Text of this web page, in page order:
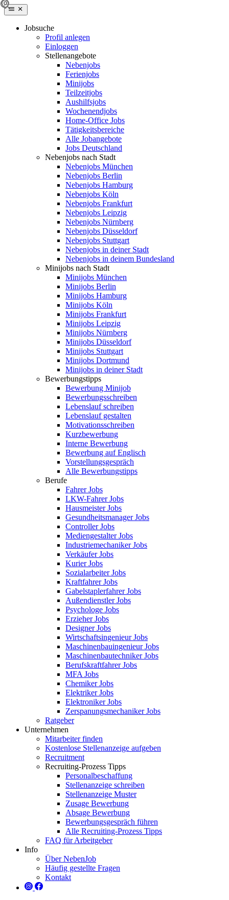
Jobsuche
Profil anlegen
Einloggen
Stellenangebote
Nebenjobs
Ferienjobs
Minijobs
Teilzeitjobs
Aushilfsjobs
Wochenendjobs
Home-Office Jobs
Tätigkeitsbereiche
Alle Jobangebote
Jobs Deutschland
Nebenjobs nach Stadt
Nebenjobs München
Nebenjobs Berlin
Nebenjobs Hamburg
Nebenjobs Köln
Nebenjobs Frankfurt
Nebenjobs Leipzig
Nebenjobs Nürnberg
Nebenjobs Düsseldorf
Nebenjobs Stuttgart
Nebenjobs in deiner Stadt
Nebenjobs in deinem Bundesland
Minijobs nach Stadt
Minijobs München
Minijobs Berlin
Minijobs Hamburg
Minijobs Köln
Minijobs Frankfurt
Minijobs Leipzig
Minijobs Nürnberg
Minijobs Düsseldorf
Minijobs Stuttgart
Minijobs Dortmund
Minijobs in deiner Stadt
Bewerbungstipps
Bewerbung Minijob
Bewerbungsschreiben
Lebenslauf schreiben
Lebenslauf gestalten
Motivationsschreiben
Kurzbewerbung
Interne Bewerbung
Bewerbung auf Englisch
Vorstellungsgespräch
Alle Bewerbungstipps
Berufe
Fahrer Jobs
LKW-Fahrer Jobs
Hausmeister Jobs
Gesundheitsmanager Jobs
Controller Jobs
Mediengestalter Jobs
Industriemechaniker Jobs
Verkäufer Jobs
Kurier Jobs
Sozialarbeiter Jobs
Kraftfahrer Jobs
Gabelstaplerfahrer Jobs
Außendienstler Jobs
Psychologe Jobs
Erzieher Jobs
Designer Jobs
Wirtschaftsingenieur Jobs
Maschinenbauingenieur Jobs
Maschinenbautechniker Jobs
Berufskraftfahrer Jobs
MFA Jobs
Chemiker Jobs
Elektriker Jobs
Elektroniker Jobs
Zerspanungsmechaniker Jobs
Ratgeber
Unternehmen
Mitarbeiter finden
Kostenlose Stellenanzeige aufgeben
Recruitment
Recruiting-Prozess Tipps
Personalbeschaffung
Stellenanzeige schreiben
Stellenanzeige Muster
Zusage Bewerbung
Absage Bewerbung
Bewerbungsgespräch führen
Alle Recruiting-Prozess Tipps
FAQ für Arbeitgeber
Info
Über NebenJob
Häufig gestellte Fragen
Kontakt